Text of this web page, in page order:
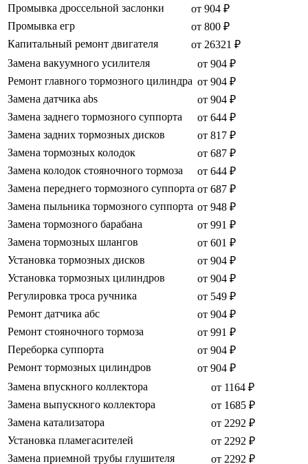
Промывка дроссельной заслонки
от 904 ₽
Промывка егр
от 800 ₽
Капитальный ремонт двигателя
от 26321 ₽
Замена вакуумного усилителя
от 904 ₽
Ремонт главного тормозного цилиндра от 904 ₽
Замена датчика abs
от 904 ₽
Замена заднего тормозного суппорта
от 644 ₽
Замена задних тормозных дисков
от 817 ₽
Замена тормозных колодок
от 687 ₽
Замена колодок стояночного тормоза
от 644 ₽
Замена переднего тормозного суппорта от 687 ₽
Замена пыльника тормозного суппорта от 948 ₽
Замена тормозного барабана
от 991 ₽
Замена тормозных шлангов
от 601 ₽
Установка тормозных дисков
от 904 ₽
Установка тормозных цилиндров
от 904 ₽
Регулировка троса ручника
от 549 ₽
Ремонт датчика абс
от 904 ₽
Ремонт стояночного тормоза
от 991 ₽
Переборка суппорта
от 904 ₽
Ремонт тормозных цилиндров
от 904 ₽
Замена впускного коллектора
от 1164 ₽
Замена выпускного коллектора
от 1685 ₽
Замена катализатора
от 2292 ₽
Установка пламегасителей
от 2292 ₽
Замена приемной трубы глушителя
от 2292 ₽